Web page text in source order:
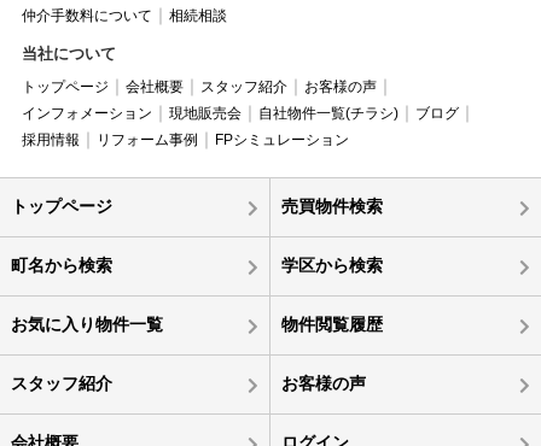
仲介手数料について
相続相談
当社について
トップページ 会社概要 スタッフ紹介
お客様の声
インフォメーション
現地販売会 自社物件一覧(チラシ)
ブログ
採用情報
リフォーム事例 FPシミュレーション
トップページ 売買物件検索
町名から検索 学区から検索
お気に入り物件一覧 物件閲覧履歴
スタッフ紹介 お客様の声